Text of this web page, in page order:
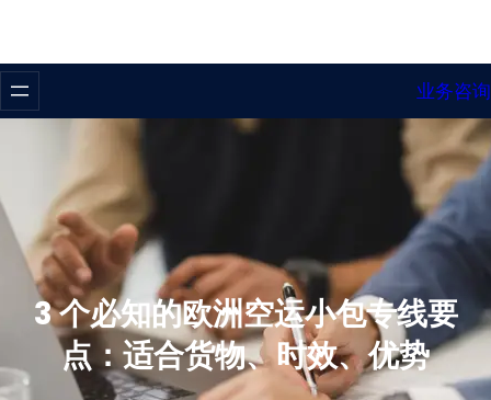
业务咨询
3 个必知的欧洲空运小包专线要
点：适合货物、时效、优势